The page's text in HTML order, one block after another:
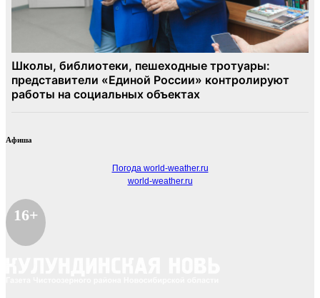
Афиша
Погода world-weather.ru
world-weather.ru
16+